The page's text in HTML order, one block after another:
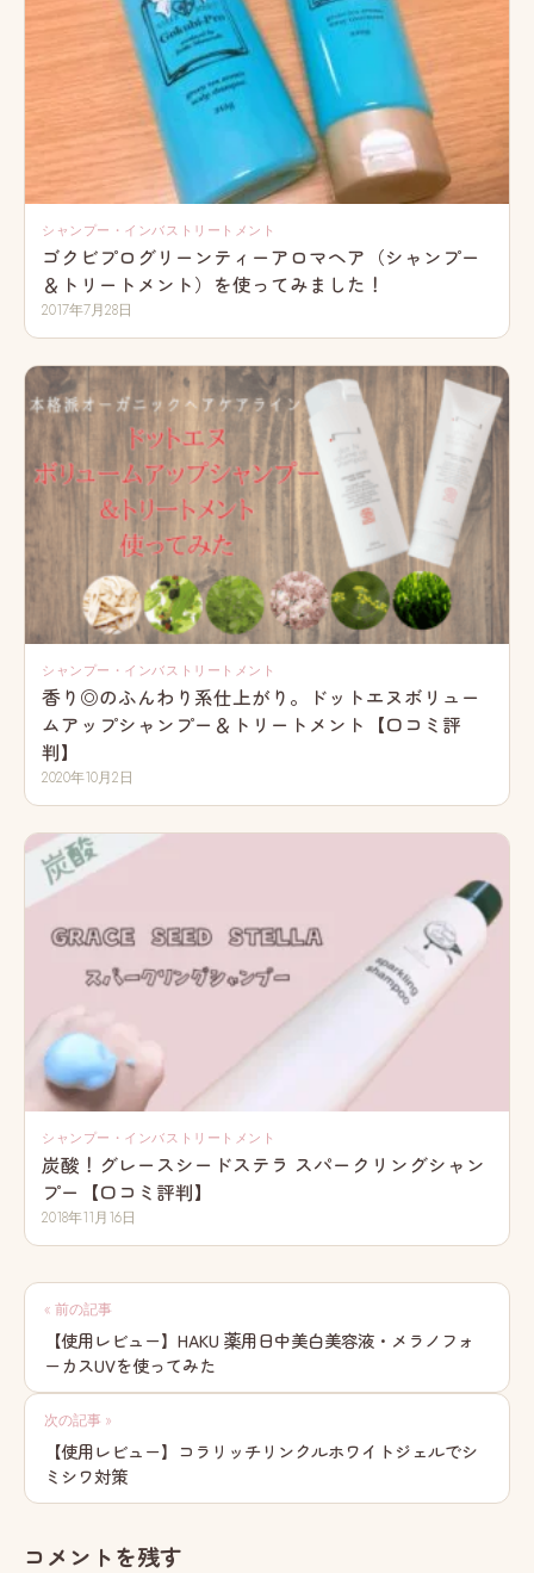
シャンプー・インバストリートメント
ゴクビプログリーンティーアロマヘア（シャンプー
＆トリートメント）を使ってみました！
2017年7月28日
シャンプー・インバストリートメント
香り◎のふんわり系仕上がり。ドットエヌボリュー
ムアップシャンプー＆トリートメント【口コミ評
判】
2020年10月2日
シャンプー・インバストリートメント
炭酸！グレースシードステラ スパークリングシャン
プー【口コミ評判】
2018年11月16日
投
ナ
ビ
ゲ
ー
シ
« 前の記事
【使用レビュー】HAKU 薬用日中美白美容液・メラノフォ
ーカスUVを使ってみた
次の記事 »
【使用レビュー】コラリッチリンクルホワイトジェルでシ
ミシワ対策
コメントを残す